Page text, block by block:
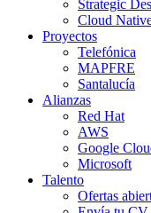
Strategic
Cloud
Proyectos
Telefónica
MAPFRE
Santalucía
Alianzas
Red Hat
AWS
Google
Microsoft
Talento
Ofertas